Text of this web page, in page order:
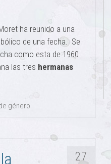
ha reunido a una
de una fecha. Se
como esta de 1960
las tres hermanas
género
27